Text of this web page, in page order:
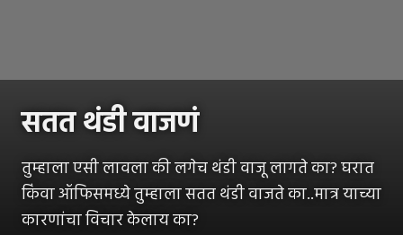
सतत थंडी वाजणं
तुम्हाला एसी लावला की लगेच थंडी वाजू लागते का? घरात
किंवा ऑफिसमध्ये तुम्हाला सतत थंडी वाजते का..मात्र याच्या
कारणांचा विचार केलाय का?